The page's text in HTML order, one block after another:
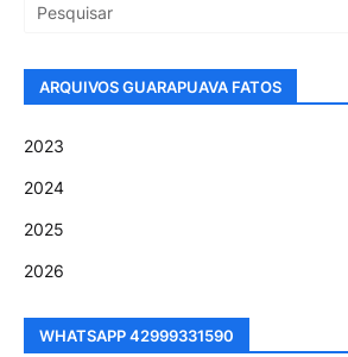
ARQUIVOS GUARAPUAVA FATOS
2023
2024
2025
2026
WHATSAPP 42999331590